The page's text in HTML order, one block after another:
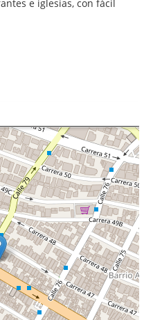
e iglesias, con fácil